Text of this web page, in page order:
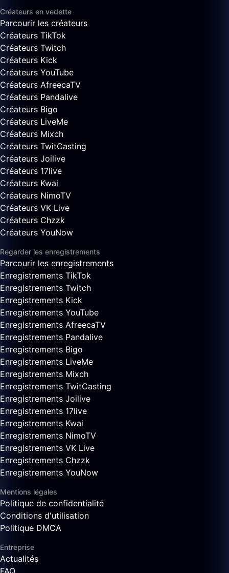
Créateurs en vedette
Parcourir les créateurs
Créateurs TikTok
Créateurs Twitch
Créateurs Kick
Créateurs YouTube
Créateurs AfreecaTV
Créateurs Pandalive
Créateurs Bigo
Créateurs LiveMe
Créateurs Mixch
Créateurs TwitCasting
Créateurs Joilive
Créateurs 17live
Créateurs Kwai
Créateurs NimoTV
Créateurs VK Live
Créateurs Chzzk
Créateurs YouNow
Regarder les enregistrements
Parcourir les enregistrements
Enregistrements TikTok
Enregistrements Twitch
Enregistrements Kick
Enregistrements YouTube
Enregistrements AfreecaTV
Enregistrements Pandalive
Enregistrements Bigo
Enregistrements LiveMe
Enregistrements Mixch
Enregistrements TwitCasting
Enregistrements Joilive
Enregistrements 17live
Enregistrements Kwai
Enregistrements NimoTV
Enregistrements VK Live
Enregistrements Chzzk
Enregistrements YouNow
Mentions légales
Politique de confidentialité
Conditions d'utilisation
Politique DMCA
Entreprise
Actualités